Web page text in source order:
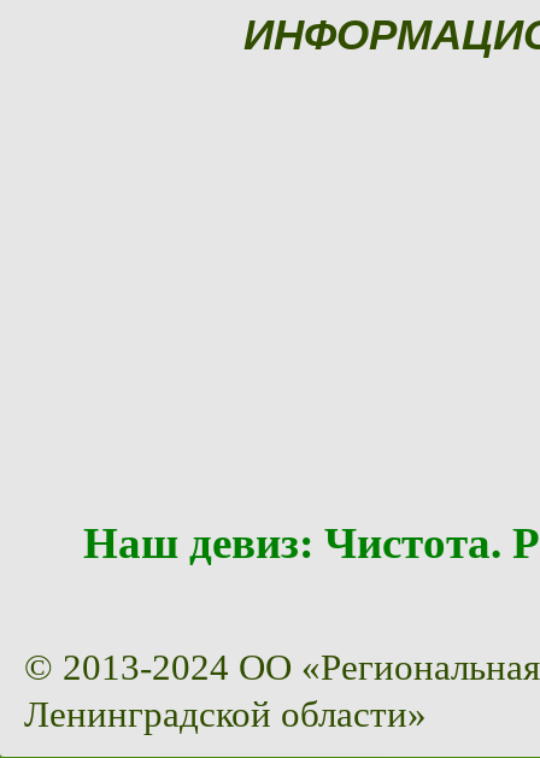
Наш девиз:
© 2013-2024 ОО
Ленинградской области»